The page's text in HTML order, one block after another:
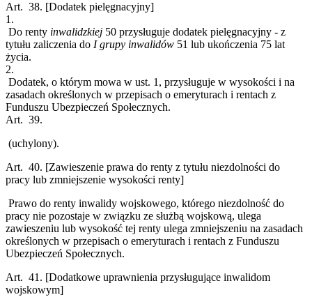
Art. 38. [Dodatek pielęgnacyjny]
1.
Do renty inwalidzkiej 50 przysługuje dodatek pielęgnacyjny - z
tytułu zaliczenia do I grupy inwalidów 51 lub ukończenia 75 lat
życia.
2.
Dodatek, o którym mowa w ust. 1, przysługuje w wysokości i na
zasadach określonych w przepisach o emeryturach i rentach z
Funduszu Ubezpieczeń Społecznych.
Art. 39.
(uchylony).
Art. 40. [Zawieszenie prawa do renty z tytułu niezdolności do
pracy lub zmniejszenie wysokości renty]
Prawo do renty inwalidy wojskowego, którego niezdolność do
pracy nie pozostaje w związku ze służbą wojskową, ulega
zawieszeniu lub wysokość tej renty ulega zmniejszeniu na zasadach
określonych w przepisach o emeryturach i rentach z Funduszu
Ubezpieczeń Społecznych.
Art. 41. [Dodatkowe uprawnienia przysługujące inwalidom
wojskowym]